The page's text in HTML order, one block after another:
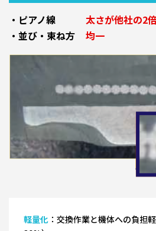
・ピアノ線
太さが他社の2
・並び・束ね方
均一
軽量化 ：交換作業と機体への負担